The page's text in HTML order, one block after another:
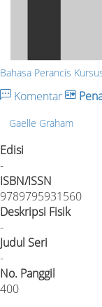
Bahasa Perancis
Komentar
Gaelle Graham
Edisi
-
ISBN/ISSN
9789795931560
Deskripsi Fisik
-
Judul Seri
-
No. Panggil
400